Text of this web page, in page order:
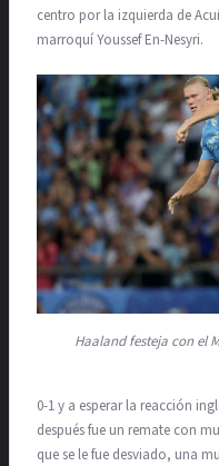
centro por la izquierda de
marroquí Youssef En-Nesyri.
Haaland festeja con el
0-1 y a esperar la reacción
después fue un remate con
que se le fue desviado, una